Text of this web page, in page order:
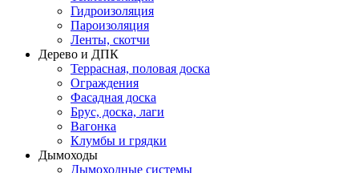
Гидроизоляция
Пароизоляция
Ленты, скотчи
Дерево и ДПК
Террасная, половая доска
Ограждения
Фасадная доска
Брус, доска, лаги
Вагонка
Клумбы и грядки
Дымоходы
Дымоходные системы